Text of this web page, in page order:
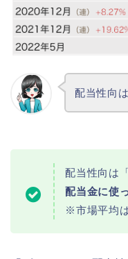
配当性向
配当性向は
配当金に使
※市場平均